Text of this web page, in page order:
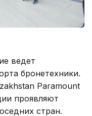
ведет
бронетехники.
Paramount
проявляют
стран.